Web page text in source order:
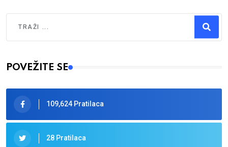
Type 2 or more characters for results.
POVEŽITE SE
109,624 Pratilaca
28 Pratilaca